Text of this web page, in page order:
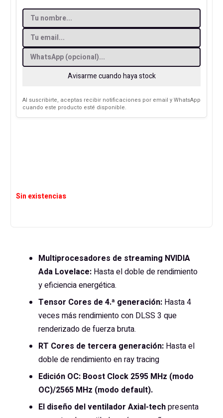
Avisarme cuando haya stock
Al suscribirte, aceptas recibir notificaciones por email y WhatsApp
cuando este producto esté disponible.
Sin existencias
Multiprocesadores de streaming NVIDIA
Ada Lovelace: Hasta el doble de rendimiento
y eficiencia energética.
Tensor Cores de 4.ª generación: Hasta 4
veces más rendimiento con DLSS 3 que
renderizado de fuerza bruta.
RT Cores de tercera generación: Hasta el
doble de rendimiento en ray tracing
Edición OC: Boost Clock 2595 MHz (modo
OC)/2565 MHz (modo default).
El diseño del ventilador Axial-techpresenta